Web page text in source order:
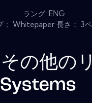
ラング: ENG
： Whitepaper 長さ： 3
の他の